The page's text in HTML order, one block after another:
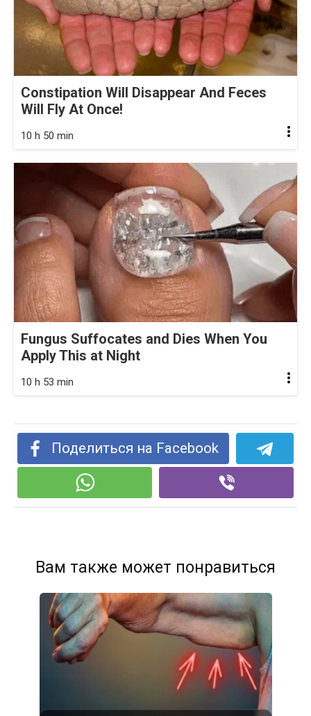
Constipation Will Disappear And Feces
Will Fly At Once!
10 h 50 min
Fungus Suffocates and Dies When You
Apply This at Night
10 h 53 min
Поделиться на Facebook
Вам также может понравиться